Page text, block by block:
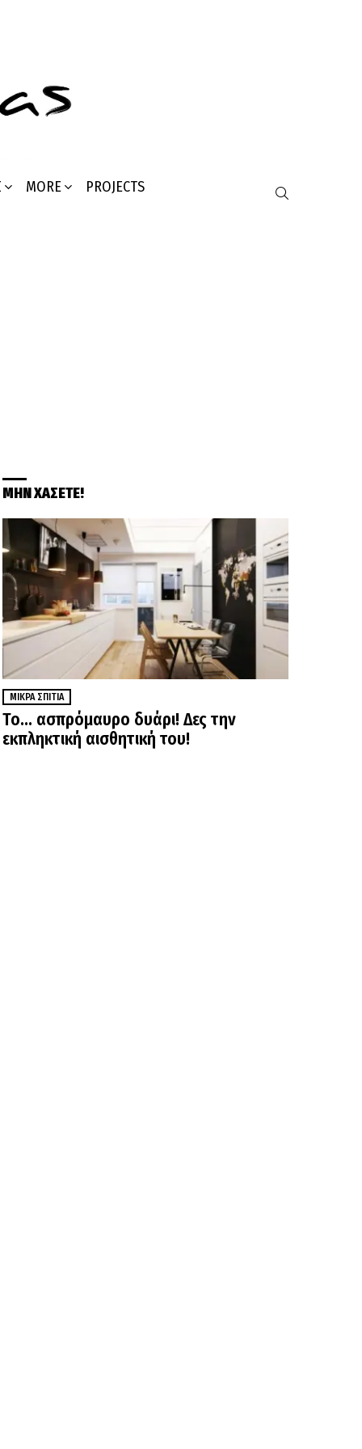
MORE PROJECTS
ΜΗΝ ΧΑΣΕΤΕ!
ΜΙΚΡΆ ΣΠΊΤΙΑ
Το… ασπρόμαυρο δυάρι! Δες την
εκπληκτική αισθητική του!